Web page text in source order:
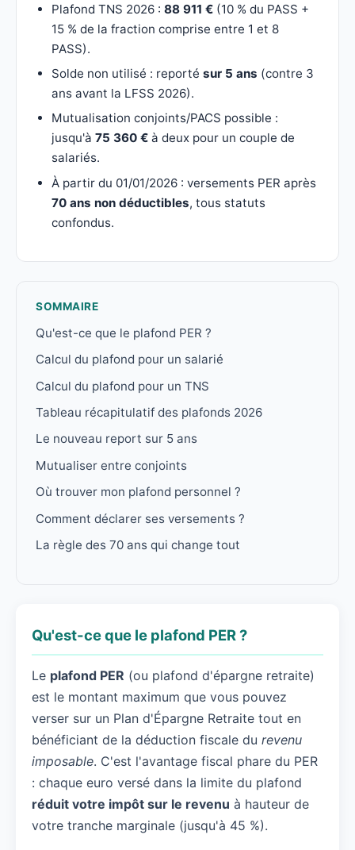
Plafond TNS 2026 : 88 911 € (10 % du PASS +
15 % de la fraction comprise entre 1 et 8
PASS).
Solde non utilisé : reporté sur 5 ans (contre 3
ans avant la LFSS 2026).
Mutualisation conjoints/PACS possible :
jusqu'à 75 360 € à deux pour un couple de
salariés.
À partir du 01/01/2026 : versements PER après
70 ans non déductibles, tous statuts
confondus.
SOMMAIRE
Qu'est-ce que le plafond PER ?
Calcul du plafond pour un salarié
Calcul du plafond pour un TNS
Tableau récapitulatif des plafonds 2026
Le nouveau report sur 5 ans
Mutualiser entre conjoints
Où trouver mon plafond personnel ?
Comment déclarer ses versements ?
La règle des 70 ans qui change tout
Qu'est-ce que le plafond PER ?
Le plafond PER (ou plafond d'épargne retraite)
est le montant maximum que vous pouvez
verser sur un Plan d'Épargne Retraite tout en
bénéficiant de la déduction fiscale du revenu
imposable. C'est l'avantage fiscal phare du PER
: chaque euro versé dans la limite du plafond
réduit votre impôt sur le revenu à hauteur de
votre tranche marginale (jusqu'à 45 %).